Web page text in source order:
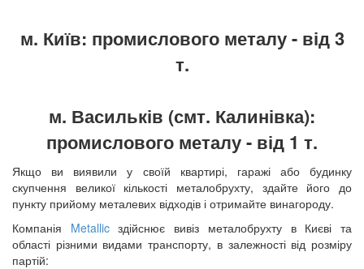
м. Київ: промислового металу - від 3
т.
м. Васильків (смт. Калинівка):
промислового металу - від 1 т.
Якщо ви виявили у своїй квартирі, гаражі або будинку
скупчення великої кількості металобрухту, здайте його до
пункту прийому металевих відходів і отримайте винагороду.
Компанія Metallicздійснює вивіз металобрухту в Києві та
області різними видами транспорту, в залежності від розміру
партій: